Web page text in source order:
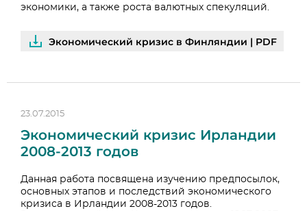
экономики, а также роста валютных спекуляций.
Экономический кризис в Финляндии | PDF
23.07.2015
Экономический кризис Ирландии
2008-2013 годов
Данная работа посвящена изучению предпосылок,
основных этапов и последствий экономического
кризиса в Ирландии 2008-2013 годов.